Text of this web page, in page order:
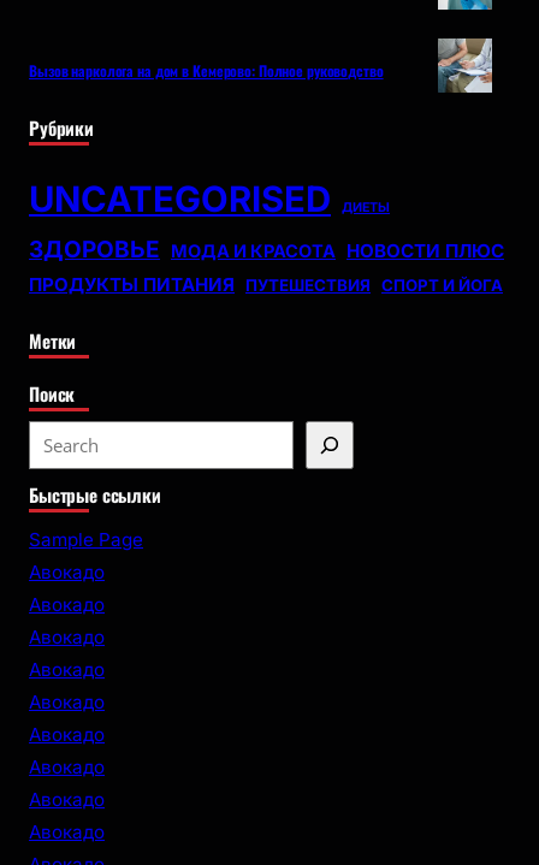
Вызов нарколога на дом в Кемерово: Полное руководство
Рубрики
UNCATEGORISED ДИЕТЫ
ЗДОРОВЬЕ МОДА И КРАСОТА НОВОСТИ ПЛЮС
ПРОДУКТЫ ПИТАНИЯ
ПУТЕШЕСТВИЯ СПОРТ И ЙОГА
Метки
Поиск
e
a
r
Быстрые ссылки
Sample Page
Авокадо
Авокадо
Авокадо
Авокадо
Авокадо
Авокадо
Авокадо
Авокадо
Авокадо